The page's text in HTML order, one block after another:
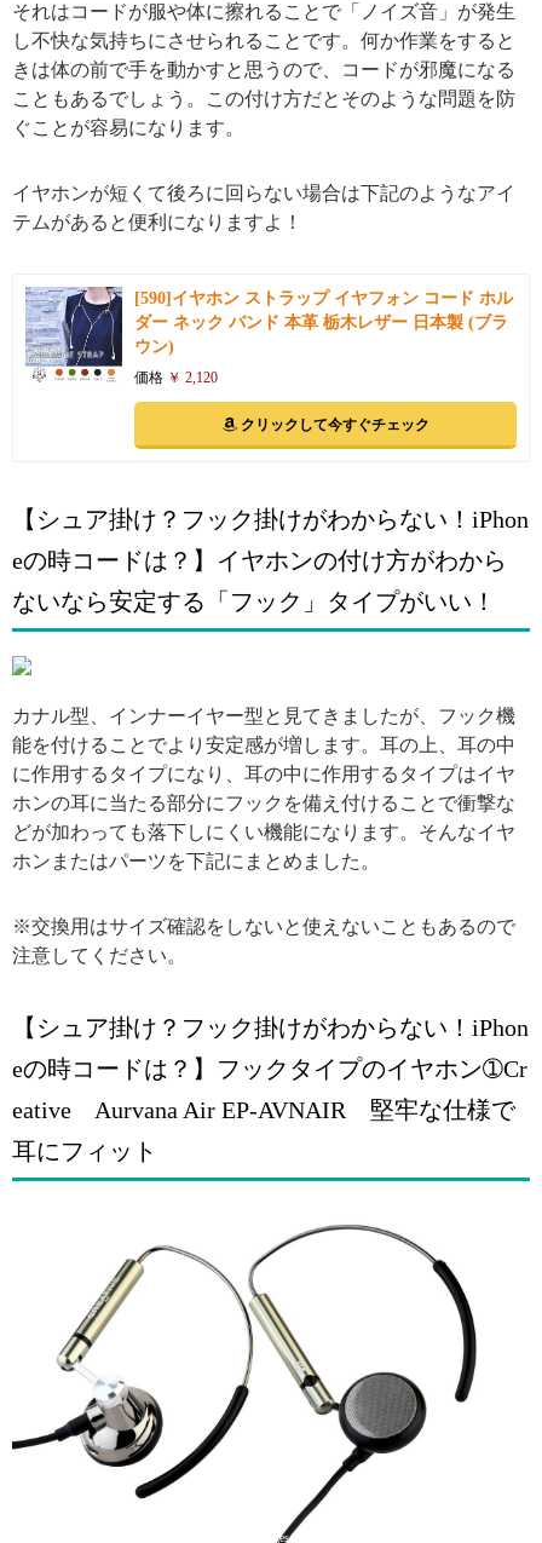
それはコードが服や体に擦れることで「ノイズ音」が発生
し不快な気持ちにさせられることです。何か作業をすると
きは体の前で手を動かすと思うので、コードが邪魔になる
こともあるでしょう。この付け方だとそのような問題を防
ぐことが容易になります。
イヤホンが短くて後ろに回らない場合は下記のようなアイ
テムがあると便利になりますよ！
[590]イヤホン ストラップ イヤフォン コード ホル
ダー ネック バンド 本革 栃木レザー 日本製 (ブラ
ウン)
価格 ￥ 2,120
クリックして今すぐチェック
【シュア掛け？フック掛けがわからない！iPhon
eの時コードは？】イヤホンの付け方がわから
ないなら安定する「フック」タイプがいい！
引用: https://i.pinimg.com/564x/77/77/39/777739334cada4e7c4bed0fb2aa64354.jpg
カナル型、インナーイヤー型と見てきましたが、フック機
能を付けることでより安定感が増します。耳の上、耳の中
に作用するタイプになり、耳の中に作用するタイプはイヤ
ホンの耳に当たる部分にフックを備え付けることで衝撃な
どが加わっても落下しにくい機能になります。そんなイヤ
ホンまたはパーツを下記にまとめました。
※交換用はサイズ確認をしないと使えないこともあるので
注意してください。
【シュア掛け？フック掛けがわからない！iPhon
eの時コードは？】フックタイプのイヤホン➀Cr
eative Aurvana Air EP-AVNAIR 堅牢な仕様で
耳にフィット
引用: https://images-na.ssl-images-amazon.com/images/I/616abc1sahL._SL1248_.jpg